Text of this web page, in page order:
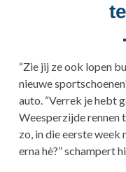
“Zie jij ze ook lopen
nieuwe
auto. “Verrek je hebt
Weesperzijde rennen
zo, in die eerste week
erna hè?” schampert